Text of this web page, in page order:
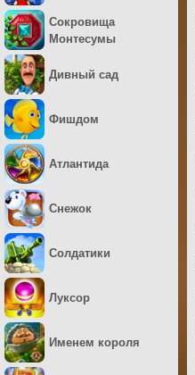
Сокровища
Монтесумы
Дивный сад
Фишдом
Атлантида
Снежок
Солдатики
Луксор
Именем короля